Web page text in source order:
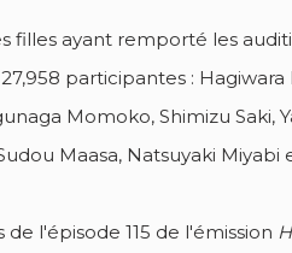
filles ayant remporté les
participantes : Hagiwara
Momoko, Shimizu Saki,
Maasa, Natsuyaki Miyabi
de l'épisode 115 de l'émission